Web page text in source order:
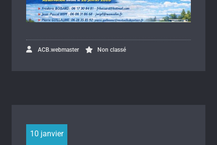
ACB.webmaster Non classé
10 janvier